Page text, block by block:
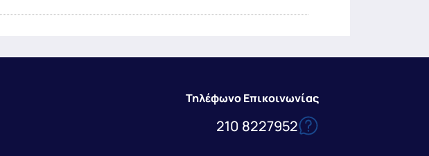
Τηλέφωνο Επικοινωνίας
210 8227952